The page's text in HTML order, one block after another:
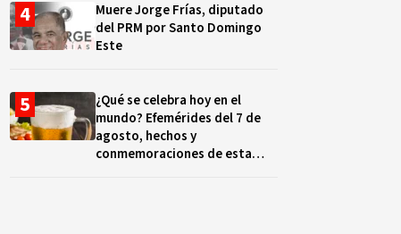
Muere Jorge Frías, diputado
del PRM por Santo Domingo
Este
¿Qué se celebra hoy en el
mundo? Efemérides del 7 de
agosto, hechos y
conmemoraciones de esta